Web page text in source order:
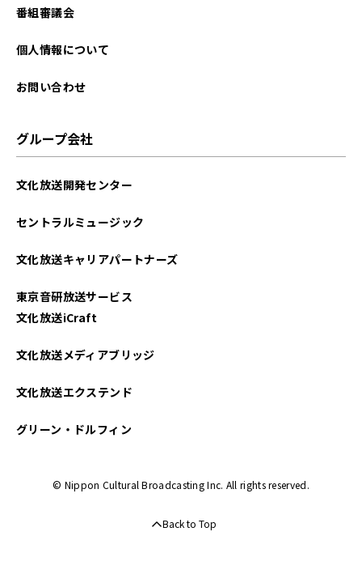
2022年02月
番組審議会
個人情報について
お問い合わせ
グループ会社
文化放送開発センター
セントラルミュージック
文化放送キャリアパートナーズ
東京音研放送サービス
文化放送iCraft
文化放送メディアブリッジ
文化放送エクステンド
グリーン・ドルフィン
© Nippon Cultural Broadcasting Inc. All rights reserved.
Back to Top